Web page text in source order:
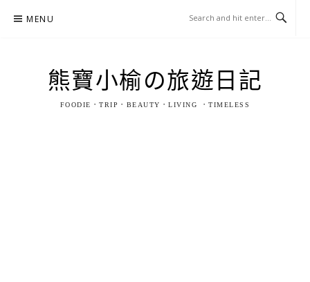
MENU
熊寶小榆の旅遊日記
FOODIE．TRIP．BEAUTY．LIVING ．TIMELESS